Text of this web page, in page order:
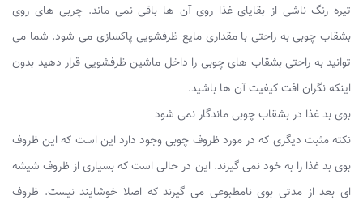
تیره رنگ ناشی از بقایای غذا روی آن ها باقی نمی ماند. چربی های روی
بشقاب چوبی به راحتی با مقداری مایع ظرفشویی پاکسازی می شود. شما می
توانید به راحتی بشقاب های چوبی را داخل ماشین ظرفشویی قرار دهید بدون
اینکه نگران افت کیفیت آن ها باشید.
بوی بد غذا در بشقاب چوبی ماندگار نمی شود
نکته مثبت دیگری که در مورد ظروف چوبی وجود دارد این است که این ظروف
بوی بد غذا را به خود نمی گیرند. این در حالی است که بسیاری از ظروف شیشه
ای بعد از مدتی بوی نامطبوعی می گیرند که اصلا خوشایند نیست. ظروف